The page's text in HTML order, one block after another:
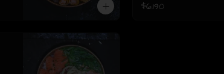
$6.190